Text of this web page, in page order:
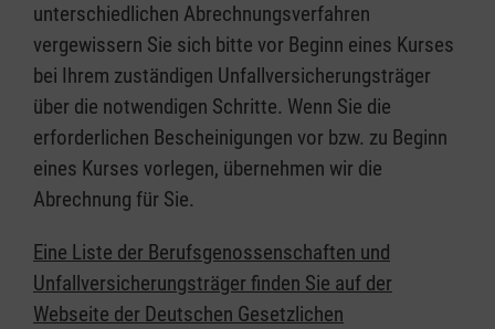
unterschiedlichen Abrechnungsverfahren
vergewissern Sie sich bitte vor Beginn eines Kurses
bei Ihrem zuständigen Unfallversicherungsträger
über die notwendigen Schritte. Wenn Sie die
erforderlichen Bescheinigungen vor bzw. zu Beginn
eines Kurses vorlegen, übernehmen wir die
Abrechnung für Sie.
Eine Liste der Berufsgenossenschaften und
Unfallversicherungsträger finden Sie auf der
Webseite der Deutschen Gesetzlichen